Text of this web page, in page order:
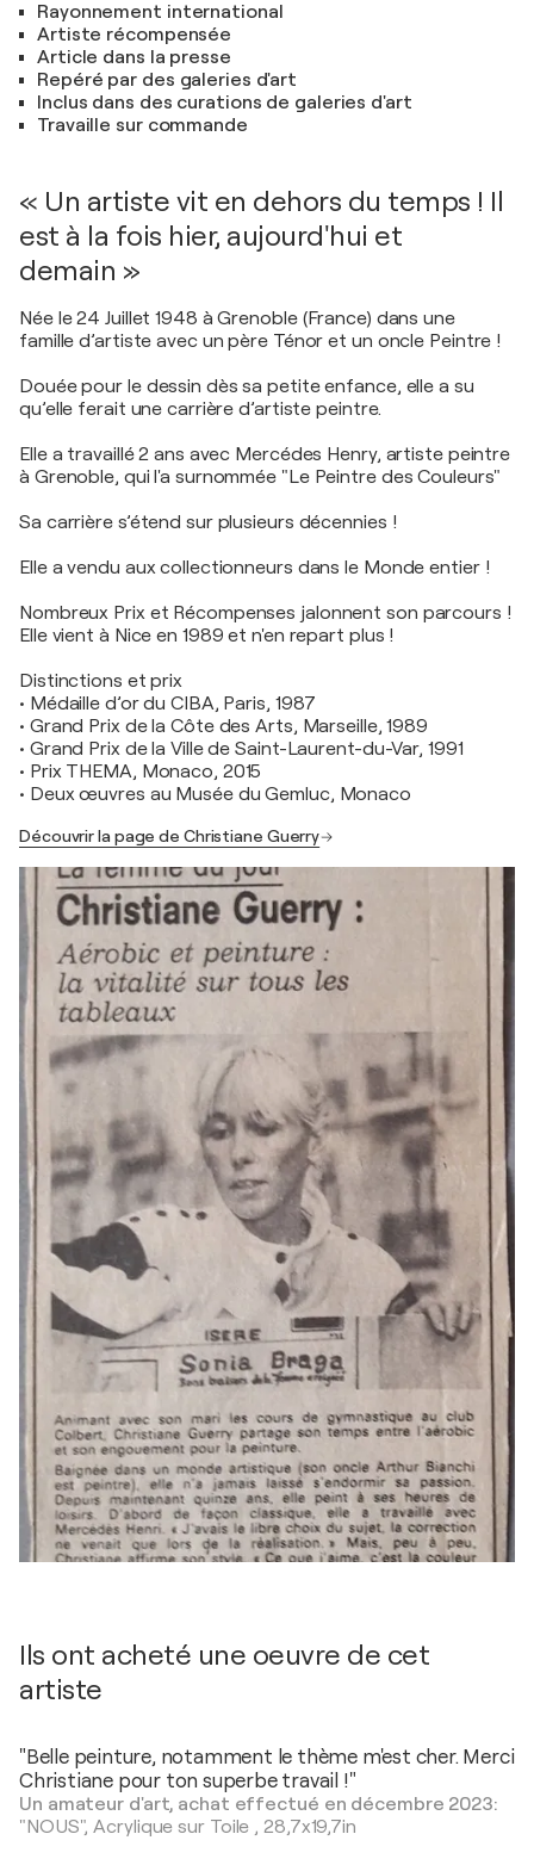
Rayonnement international
Artiste récompensée
Article dans la presse
Repéré par des galeries d'art
Inclus dans des curations de galeries d'art
Travaille sur commande
« Un artiste vit en dehors du temps ! Il
est à la fois hier, aujourd'hui et
demain »
Née le 24 Juillet 1948 à Grenoble (France) dans une
famille d’artiste avec un père Ténor et un oncle Peintre !
Douée pour le dessin dès sa petite enfance, elle a su
qu’elle ferait une carrière d’artiste peintre.
Elle a travaillé 2 ans avec Mercédes Henry, artiste peintre
à Grenoble, qui l'a surnommée "Le Peintre des Couleurs"
Sa carrière s’étend sur plusieurs décennies !
Elle a vendu aux collectionneurs dans le Monde entier !
Nombreux Prix et Récompenses jalonnent son parcours !
Elle vient à Nice en 1989 et n'en repart plus !
Distinctions et prix
• Médaille d’or du CIBA, Paris, 1987
• Grand Prix de la Côte des Arts, Marseille, 1989
• Grand Prix de la Ville de Saint-Laurent-du-Var, 1991
• Prix THEMA, Monaco, 2015
• Deux œuvres au Musée du Gemluc, Monaco
Découvrir la page de Christiane Guerry
Ils ont acheté une oeuvre de cet
artiste
"Belle peinture, notamment le thème m'est cher. Merci
Christiane pour ton superbe travail !"
Un amateur d'art, achat effectué en décembre 2023:
"NOUS", Acrylique sur Toile , 28,7x19,7in